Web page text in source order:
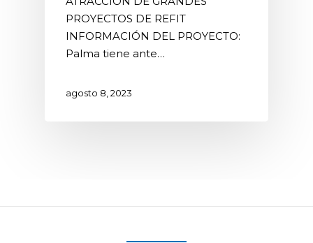
PROYECTOS DE REFIT
INFORMACIÓN DEL PROYECTO:
Palma tiene ante…
agosto 8, 2023